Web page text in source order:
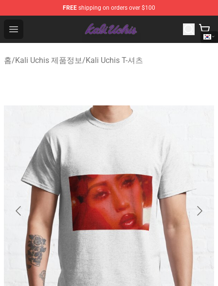
FREE shipping on orders over $100
Open menu
Kali Uchis Store - Official Kali Uchis Merchandise Shop
홈/Kali Uchis 제품정보/Kali Uchis T-셔츠